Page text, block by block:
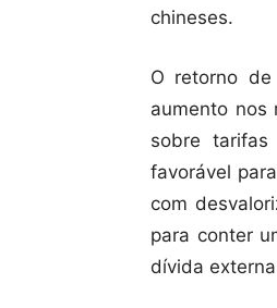
chineses.
O retorno
aumento nos
sobre
favorável
com
para conter
dívida